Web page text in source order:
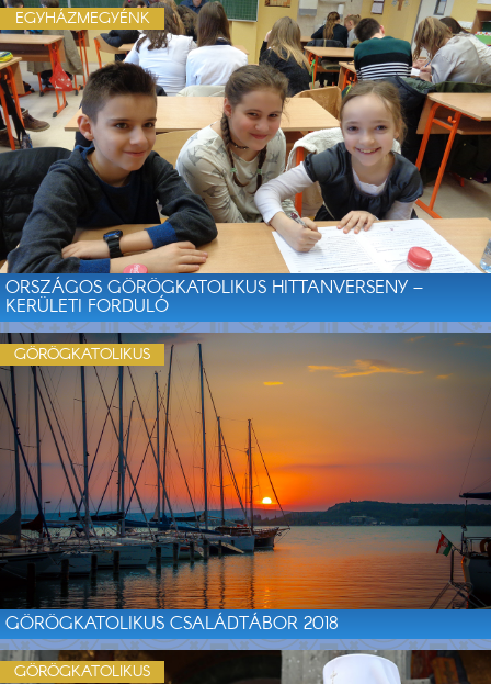
ORSZÁGOS GÖRÖGKATOLIKUS HITTANVERSENY –
KERÜLETI FORDULÓ
EGYHÁZMEGYÉNK
GÖRÖGKATOLIKUS CSALÁDTÁBOR 2018
GÖRÖGKATOLIKUS
GÖRÖGKATOLIKUS